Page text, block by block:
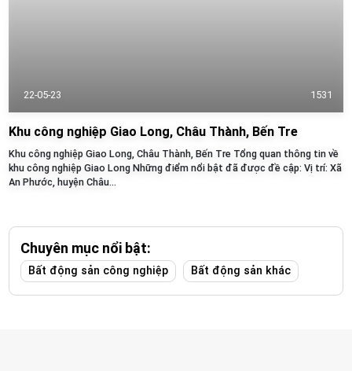
22-05-23 1531
Khu công nghiệp Giao Long, Châu Thành, Bến Tre
Khu công nghiệp Giao Long, Châu Thành, Bến Tre Tổng quan thông tin về
khu công nghiệp Giao Long Những điểm nổi bật đã được đề cập: Vị trí: Xã
An Phước, huyện Châu...
Chuyên mục nổi bật:
Bất động sản công nghiệp Bất động sản khác